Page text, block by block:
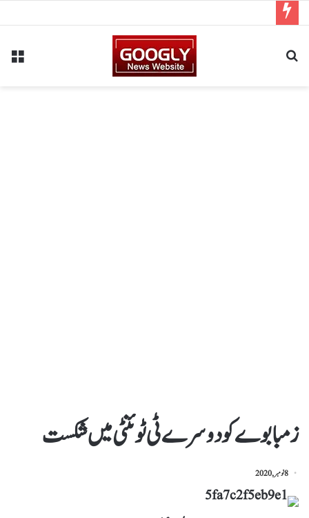
زمبابوے کو دوسرے ٹی ٹوئنٹی میں شکست
8 نومبر, 2020